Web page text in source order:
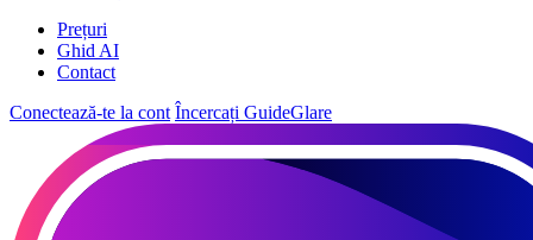
Prețuri
Ghid AI
Contact
Conectează-te la cont Încercați GuideGlare